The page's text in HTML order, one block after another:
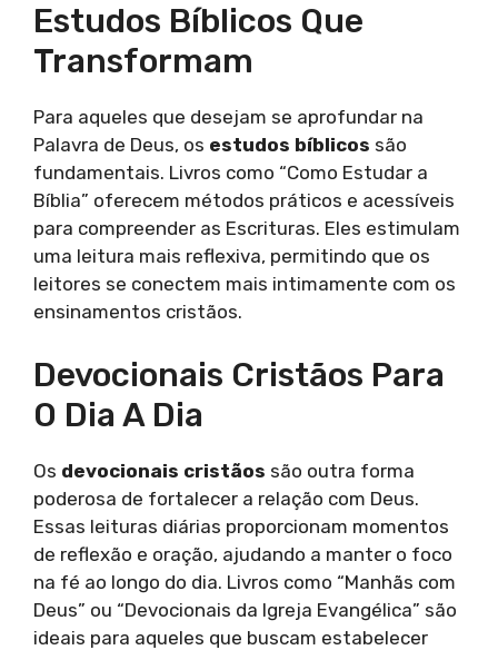
Estudos Bíblicos Que
Transformam
Para aqueles que desejam se aprofundar na
Palavra de Deus, os estudos bíblicos são
fundamentais. Livros como “Como Estudar a
Bíblia” oferecem métodos práticos e acessíveis
para compreender as Escrituras. Eles estimulam
uma leitura mais reflexiva, permitindo que os
leitores se conectem mais intimamente com os
ensinamentos cristãos.
Devocionais Cristãos Para
O Dia A Dia
Os devocionais cristãos são outra forma
poderosa de fortalecer a relação com Deus.
Essas leituras diárias proporcionam momentos
de reflexão e oração, ajudando a manter o foco
na fé ao longo do dia. Livros como “Manhãs com
Deus” ou “Devocionais da Igreja Evangélica” são
ideais para aqueles que buscam estabelecer